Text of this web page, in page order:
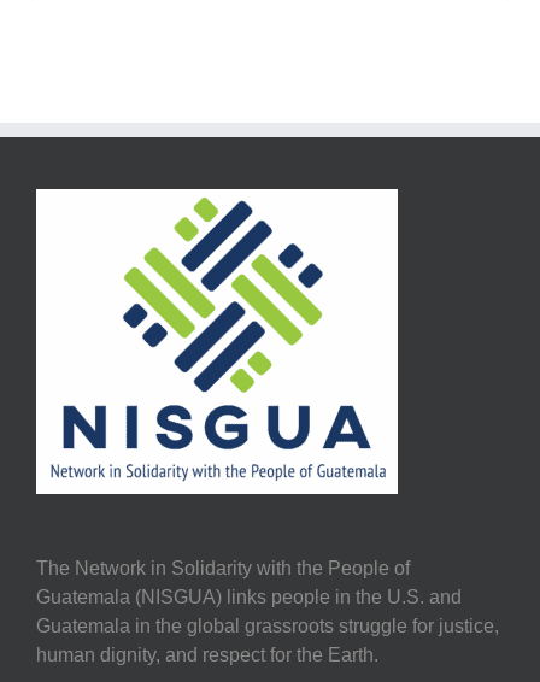
The Network in Solidarity with the People of
Guatemala (NISGUA) links people in the U.S. and
Guatemala in the global grassroots struggle for justice,
human dignity, and respect for the Earth.